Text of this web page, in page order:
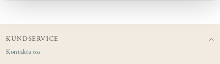
KUNDSERVICE
Kontakta oss